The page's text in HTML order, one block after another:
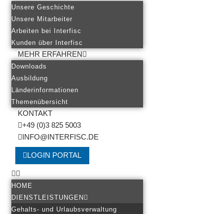
Unsere Geschichte
Unsere Mitarbeiter
Arbeiten bei Interfisc
Kunden über Interfisc
MEHR ERFAHREN
Downloads
Ausbildung
Länderinformationen
Themenübersicht
KONTAKT
+49 (0)3 825 5003
INFO@INTERFISC.DE
LOGIN PORTAL
HOME
DIENSTLEISTUNGEN
Gehalts- und Urlaubsverwaltung